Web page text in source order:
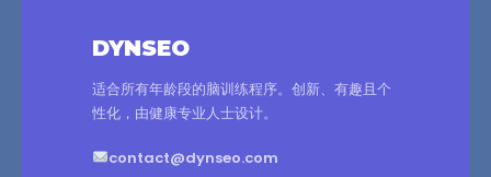
DYNSEO
适合所有年龄段的脑训练程序。创新、有趣且个
性化，由健康专业人士设计。
contact@dynseo.com